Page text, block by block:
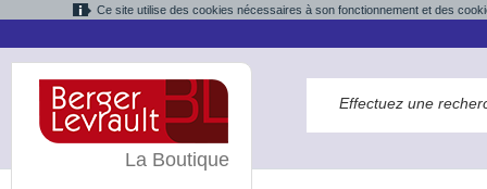
Ce site utilise des cookies nécessaires à son fonctionnement et des
La Boutique